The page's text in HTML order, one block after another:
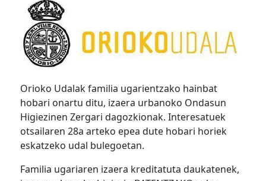
Orioko Udalak familia ugarientzako hainbat
hobari onartu ditu, izaera urbanoko Ondasun
Higiezinen Zergari dagozkionak. Interesatuek
otsailaren 28a arteko epea dute hobari horiek
eskatzeko udal bulegoetan.
Familia ugariaren izaera kreditatuta daukatenek,